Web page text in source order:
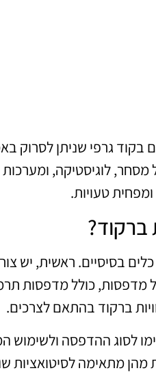
בקוד גרפי שניתן
לוגיסטיקה, ומערכות
טעויות.
ברקוד?
בסיסיים. ראשית, יש
כולל מדפסות
ברקוד בהתאם לצרכים.
לסוג ההדפסה ולשימוש
מתאימה לסיטואציות